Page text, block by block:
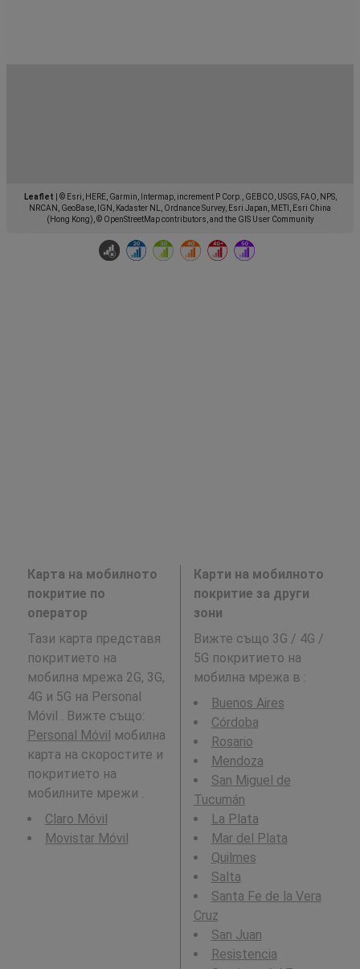
Leaflet
© Esri, HERE, Garmin, Intermap, increment P Corp., GEBCO, USGS, FAO, NPS,
NRCAN, GeoBase, IGN, Kadaster NL, Ordnance Survey, Esri Japan, METI, Esri China
(Hong Kong), © OpenStreetMap contributors, and the GIS User Community
Карта на мобилното
покритие по
оператор
Тази карта представя
покритието на
мобилна мрежа 2G, 3G,
4G и 5G на Personal
Móvil . Вижте също:
Personal Móvil мобилна
карта на скоростите и
покритието на
мобилните мрежи .
Claro Móvil
Movistar Móvil
Карти на мобилното
покритие за други
зони
Вижте също 3G / 4G /
5G покритието на
мобилна мрежа в :
Buenos Aires
Córdoba
Rosario
Mendoza
San Miguel de
Tucumán
La Plata
Mar del Plata
Quilmes
Salta
Santa Fe de la Vera
Cruz
San Juan
Resistencia